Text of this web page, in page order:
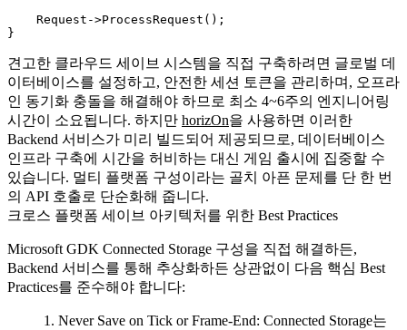
    Request->ProcessRequest();
견고한 클라우드 세이브 시스템을 직접 구축하려면 글로벌 데
이터베이스를 설정하고, 안전한 세션 토큰을 관리하며, 오프라
인 동기화 충돌을 해결해야 하므로 최소 4~6주의 엔지니어링
시간이 소요됩니다. 하지만 horizOn을 사용하면 이러한
Backend 서비스가 미리 빌드되어 제공되므로, 데이터베이스
인프라 구축에 시간을 허비하는 대신 게임 출시에 집중할 수
있습니다. 멀티 플랫폼 구성이라는 골치 아픈 문제를 단 한 번
의 API 호출로 단순화해 줍니다.
크로스 플랫폼 세이브 아키텍처를 위한 Best Practices
Microsoft GDK Connected Storage 구성을 직접 해결하든,
Backend 서비스를 통해 추상화하든 상관없이 다음 핵심 Best
Practices를 준수해야 합니다:
Never Save on Tick or Frame-End: Connected Storage는